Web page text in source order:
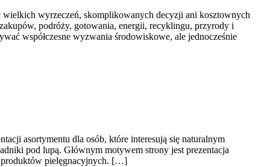
wyrzeczeń, skomplikowanych decyzji ani kosztownych
podróży, gotowania, energii, recyklingu, przyrody i
współczesne wyzwania środowiskowe, ale jednocześnie
asortymentu dla osób, które interesują się naturalnym
pod lupą. Głównym motywem strony jest prezentacja
produktów pielęgnacyjnych. […]